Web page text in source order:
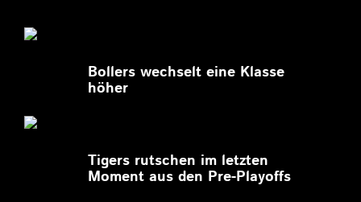
Bollers wechselt eine Klasse
höher
Tigers rutschen im letzten
Moment aus den Pre-Playoffs